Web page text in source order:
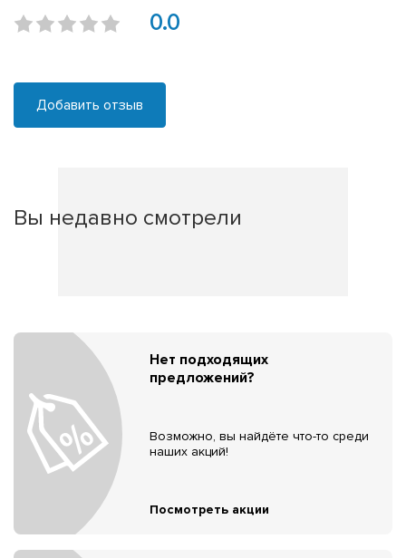
0.0
Добавить отзыв
Вы недавно смотрели
Нет подходящих
предложений?
Возможно, вы найдёте что-то среди
наших акций!
Посмотреть акции